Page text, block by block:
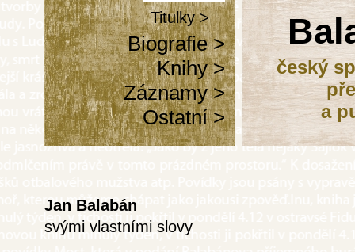
Titulky >
Biografie >
Knihy >
Záznamy >
Ostatní >
český
a
Jan Balabán
svými vlastními slovy